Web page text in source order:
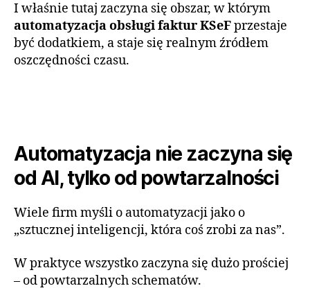
I właśnie tutaj zaczyna się obszar, w którym
automatyzacja obsługi faktur KSeFprzestaje
być dodatkiem, a staje się realnym źródłem
oszczędności czasu.
Automatyzacja nie zaczyna się
od AI, tylko od powtarzalności
Wiele firm myśli o automatyzacji jako o
„sztucznej inteligencji, która coś zrobi za nas”.
W praktyce wszystko zaczyna się dużo prościej
– od powtarzalnych schematów.